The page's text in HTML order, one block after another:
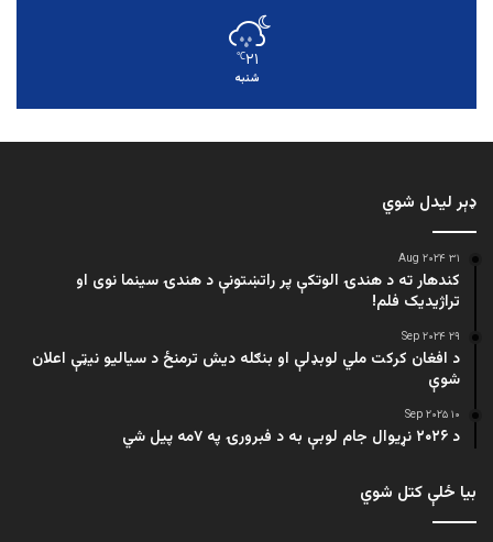
۲۱℃
شنبه
ډېر لیدل شوي
۳۱ Aug ۲۰۲۴
کندهار ته د هندۍ الوتکې پر راتښتونې د هندۍ سینما نوی او
تراژيديک فلم!
۲۹ Sep ۲۰۲۴
د افغان کرکت ملي لوبډلې او بنګله دیش ترمنځ د سیالیو نیټې اعلان
شوې
۱۰ Sep ۲۰۲۵
د ۲۰۲۶ نړیوال جام لوبې به د فبرورۍ په ۷مه پیل شي
بیا ځلې کتل شوي